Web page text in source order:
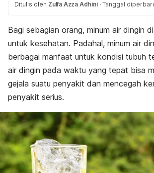
Ditulis oleh Zulfa Azza Adhini · Tanggal
Bagi sebagian orang, minum air dingin
untuk kesehatan. Padahal, minum air
berbagai manfaat untuk kondisi tubuh
air dingin pada waktu yang tepat bisa
gejala suatu penyakit dan mencegah
penyakit serius.